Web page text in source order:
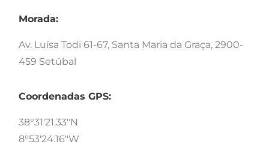
Morada:
Av. Luísa Todi 61-67, Santa Maria da Graça, 2900-
459 Setúbal
Coordenadas GPS:
38°31'21.33"N
8°53'24.16"W